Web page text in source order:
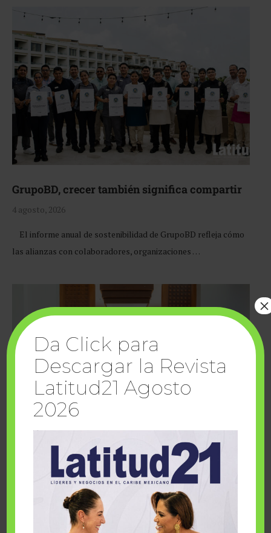
GrupoBD, crecer también significa compartir
4 agosto, 2026
El informe anual de sostenibilidad de GrupoBD refleja cómo
las alianzas con colaboradores, organizaciones …
Cuando la solidaridad inspira; cumplen
sueños Fairmont Mayakoba y Make-A-Wish
Da Click para
Descargar la Revista
Latitud21 Agosto
2026
×